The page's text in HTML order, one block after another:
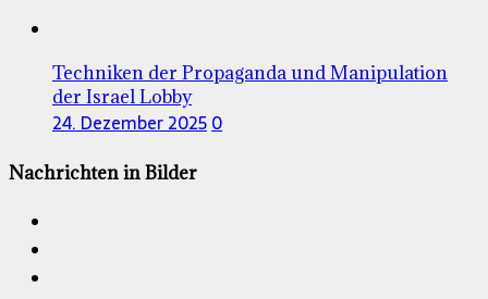
Techniken der Propaganda und Manipulation
der Israel Lobby
24. Dezember 20250
Nachrichten in Bilder